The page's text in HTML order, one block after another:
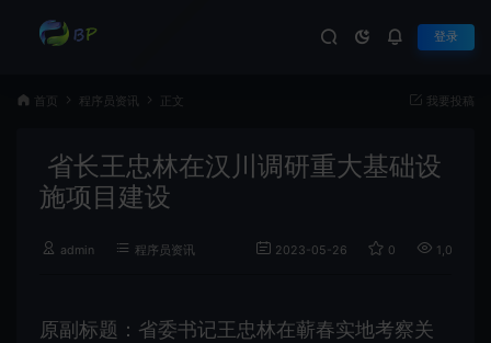
登录
首页 程序员资讯 正文 我要投稿
省长王忠林在汉川调研重大基础设
施项目建设
admin 程序员资讯 2023-05-26 0 1,021
原副标题：省委书记王忠林在蕲春实地考察关